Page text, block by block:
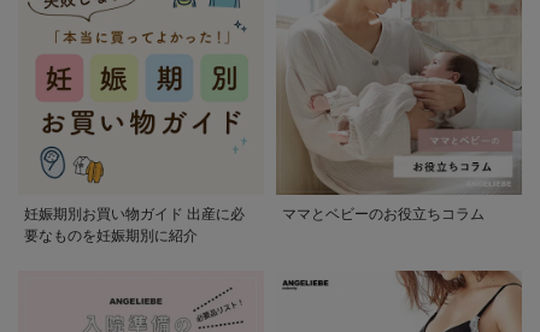
妊娠期別お買い物ガイド 出産に必
要なものを妊娠期別に紹介
ママとベビーのお役立ちコラム